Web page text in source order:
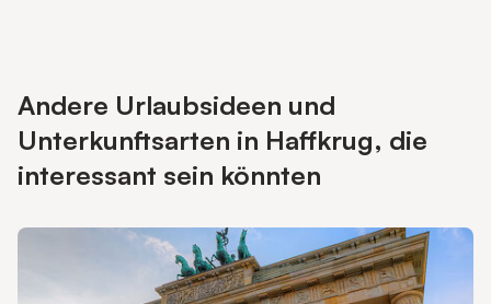
Andere Urlaubsideen und
Unterkunftsarten in Haffkrug, die
interessant sein könnten